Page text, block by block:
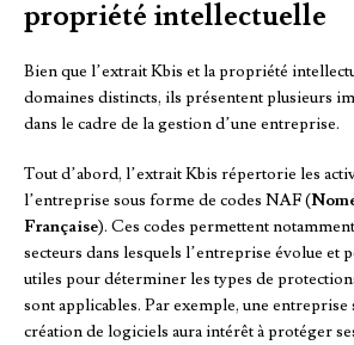
propriété intellectuelle
Bien que l’extrait Kbis et la propriété
domaines distincts, ils présentent plusieurs
dans le cadre de la gestion d’une entreprise.
Tout d’abord, l’extrait Kbis répertorie les
l’entreprise sous forme de codes NAF (
Française). Ces codes permettent
secteurs dans lesquels l’entreprise évolue et
utiles pour déterminer les types de
sont applicables. Par exemple, une entreprise
création de logiciels aura intérêt à protéger